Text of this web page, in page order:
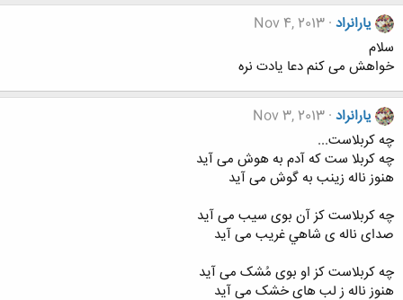
یارانراد Nov 4, 2013
سلام
خواهش می کنم دعا یادت نره
یارانراد Nov 3, 2013
چه كربلاست...
چه کربلا ست که آدم به هوش می آید
هنوز ناله زینب به گوش می آید
چه کربلاست کز آن بوی سیب می آید
صدای ناله ی شاهي غریب می آید
چه کربلاست کز او بوی مُشک می آید
هنوز ناله ز لب های خشک می آید